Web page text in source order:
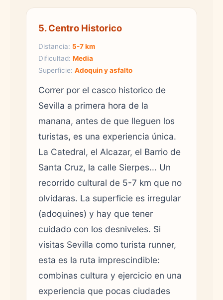
5. Centro Historico
Distancia: 5-7 km
Dificultad: Media
Superficie: Adoquin y asfalto
Correr por el casco historico de
Sevilla a primera hora de la
manana, antes de que lleguen los
turistas, es una experiencia única.
La Catedral, el Alcazar, el Barrio de
Santa Cruz, la calle Sierpes... Un
recorrido cultural de 5-7 km que no
olvidaras. La superficie es irregular
(adoquines) y hay que tener
cuidado con los desniveles. Si
visitas Sevilla como turista runner,
esta es la ruta imprescindible:
combinas cultura y ejercicio en una
experiencia que pocas ciudades